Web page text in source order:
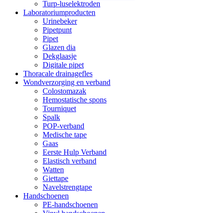
Turp-luselektroden
Laboratoriumproducten
Urinebeker
Pipetpunt
Pipet
Glazen dia
Dekglaasje
Digitale pipet
Thoracale drainagefles
Wondverzorging en verband
Colostomazak
Hemostatische spons
Tourniquet
Spalk
POP-verband
Medische tape
Gaas
Eerste Hulp Verband
Elastisch verband
Watten
Giettape
Navelstrengtape
Handschoenen
PE-handschoenen